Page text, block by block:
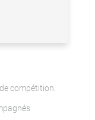
compétition.